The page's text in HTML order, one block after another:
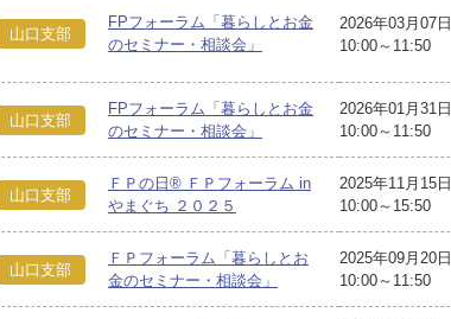
山口支部
FPフォーラム「暮らしとお金
のセミナー・相談会」
2026年03月07日
10:00～11:50
山口支部
FPフォーラム「暮らしとお金
のセミナー・相談会」
2026年01月31日
10:00～11:50
山口支部
ＦＰの日® ＦＰフォーラム in
やまぐち ２０２５
2025年11月15日
10:00～15:50
山口支部
ＦＰフォーラム「暮らしとお
金のセミナー・相談会」
2025年09月20日
10:00～11:50